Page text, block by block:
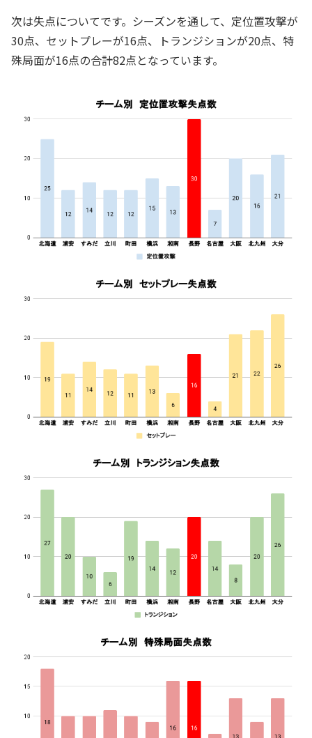
次は失点についてです。シーズンを通して、定位置攻撃が
30点、セットプレーが16点、トランジションが20点、特
殊局面が16点の合計82点となっています。